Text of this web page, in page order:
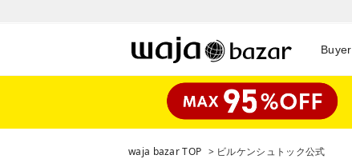
Buyer
waja bazar TOP > ビルケンシュトック公式